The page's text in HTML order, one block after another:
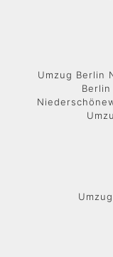
Umzug Berlin